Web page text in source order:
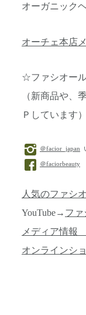
オーガニック
オーチェ本店
☆ファシオー
（新商品や、
Ｐしています）
＠facior_japan
＠faciorbeauty
人気のファシ
YouTube→ フ
メディア情報
オンラインシ